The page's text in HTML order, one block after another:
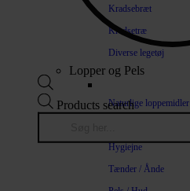
Kradsebræt
Kradsetræ
Diverse legetøj
Lopper og Pels
Naturlige loppemidler
Hygiejne
Tænder / Ånde
Products search